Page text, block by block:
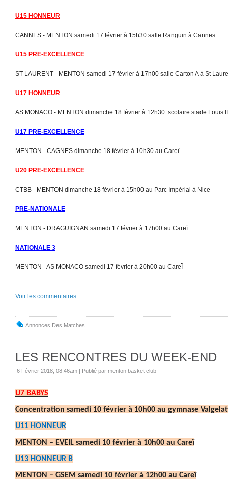
U15 HONNEUR
CANNES - MENTON samedi 17 février à 15h30 salle Ranguin à Cannes
U15 PRE-EXCELLENCE
ST LAURENT - MENTON samedi 17 février à 17h00 salle Carton A à St
U17 HONNEUR
AS MONACO - MENTON dimanche 18 février à 12h30 scolaire stade Louis
U17 PRE-EXCELLENCE
MENTON - CAGNES dimanche 18 février à 10h30 au Careï
U20 PRE-EXCELLENCE
CTBB - MENTON dimanche 18 février à 15h00 au Parc Impérial à Nice
PRE-NATIONALE
MENTON - DRAGUIGNAN samedi 17 février à 17h00 au Careï
NATIONALE 3
MENTON - AS MONACO samedi 17 février à 20h00 au CareÏ
Voir les commentaires
Annonces Des Matches
LES RENCONTRES DU WEEK-END
6 Février 2018, 08:46am | Publié par menton basket club
U7 BABYS
Concentration samedi 10 février à 10h00 au gymnase
U11 HONNEUR
MENTON – EVEIL samedi 10 février à 10h00 au Careï
U13 HONNEUR B
MENTON – GSEM samedi 10 février à 12h00 au Careï